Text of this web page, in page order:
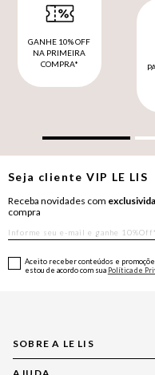
GANHE 10% OFF
NA PRIMEIRA
COMPRA*
Seja clienteVIP LE LIS
Receba novidades com
compra
Aceito receber conteúdos e
estou de acordo com sua Política de
SOBRE A LE LIS